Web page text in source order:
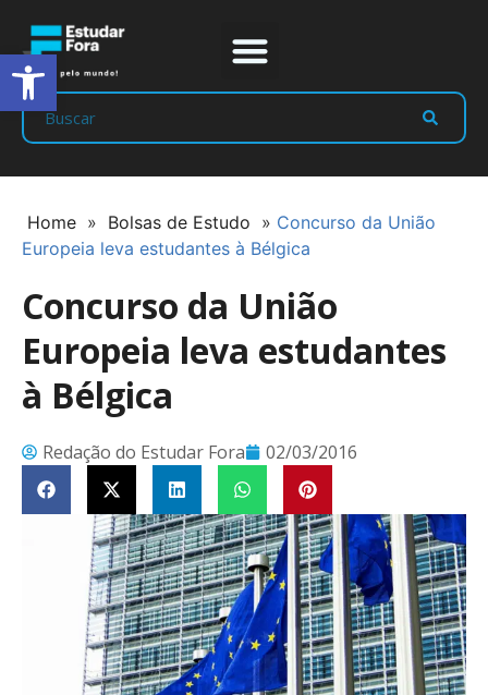
Home » Bolsas de Estudo » Concurso da União
Europeia leva estudantes à Bélgica
Concurso da União
Europeia leva estudantes
à Bélgica
Redação do Estudar Fora 02/03/2016
Abrir a barra de ferramentas